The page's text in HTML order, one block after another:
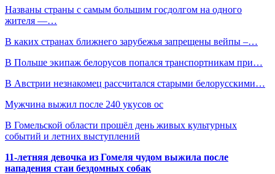
Названы страны с самым большим госдолгом на одного
жителя —…
В каких странах ближнего зарубежья запрещены вейпы –…
В Польше экипаж белорусов попался транспортникам при…
В Австрии незнакомец рассчитался старыми белорусскими…
Мужчина выжил после 240 укусов ос
В Гомельской области прошёл день живых культурных
событий и летних выступлений
11-летняя девочка из Гомеля чудом выжила после
нападения стаи бездомных собак